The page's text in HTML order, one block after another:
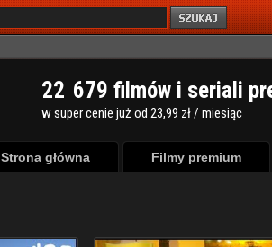
22 679 filmów i seriali
w super cenie już od 23,99 zł / miesiąc
Strona główna Filmy premium